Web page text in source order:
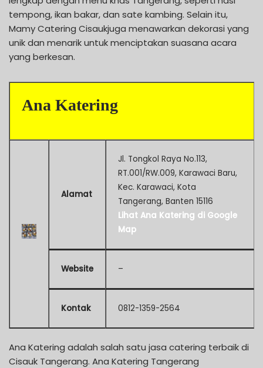
tempong, ikan bakar, dan sate kambing. Selain itu,
Mamy Catering Cisaukjuga menawarkan dekorasi yang
unik dan menarik untuk menciptakan suasana acara
yang berkesan.
Ana Katering
Alamat
Jl. Tongkol Raya No.113,
RT.001/RW.009, Karawaci Baru,
Kec. Karawaci, Kota
Tangerang, Banten 15116
Lihat Ana Katering di Google
Map
Website –
Kontak 0812-1359-2564
Ana Katering adalah salah satu jasa catering terbaik di
Cisauk Tangerang. Ana Katering Tangerang